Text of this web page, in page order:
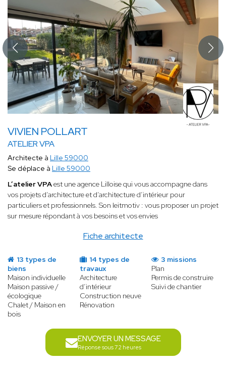
VIVIEN POLLART
ATELIER VPA
Fiche architecte
Architecte à Lille 59000
Se déplace à Lille 59000
L’atelier VPAest une agence Lilloise qui vous accompagne dans
vos projets d’architecture et d’architecture d’intérieur pour
particuliers et professionnels. Son leitmotiv : vous proposer un projet
sur mesure répondant à vos besoins et vos envies
13 types de
biens
Maison individuelle
Maison passive /
écologique
Chalet / Maison en
bois
14 types de
travaux
Architecture
d’intérieur
Construction neuve
Rénovation
3 missions
Plan
Permis de construire
Suivi de chantier
ENVOYER UN MESSAGE
Réponse sous 72 heures